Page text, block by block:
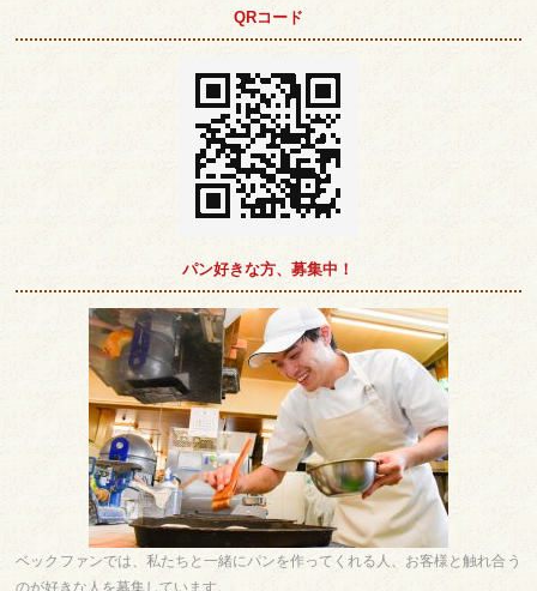
QRコード
パン好きな方、募集中！
ベックファンでは、私たちと一緒にパンを作ってくれる人、お客様と触れ合う
のが好きな人を募集しています。